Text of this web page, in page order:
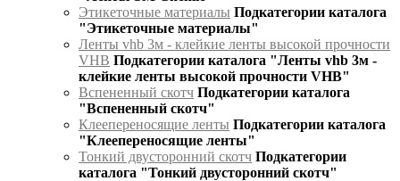
Этикеточные материалы Подкатегории каталога
"Этикеточные материалы"
Ленты vhb 3м - клейкие ленты высокой прочности
VHB Подкатегории каталога "Ленты vhb 3м -
клейкие ленты высокой прочности VHB"
Вспененный скотч Подкатегории каталога
"Вспененный скотч"
Клеепереносящие ленты Подкатегории каталога
"Клеепереносящие ленты"
Тонкий двусторонний скотч Подкатегории
каталога "Тонкий двусторонний скотч"